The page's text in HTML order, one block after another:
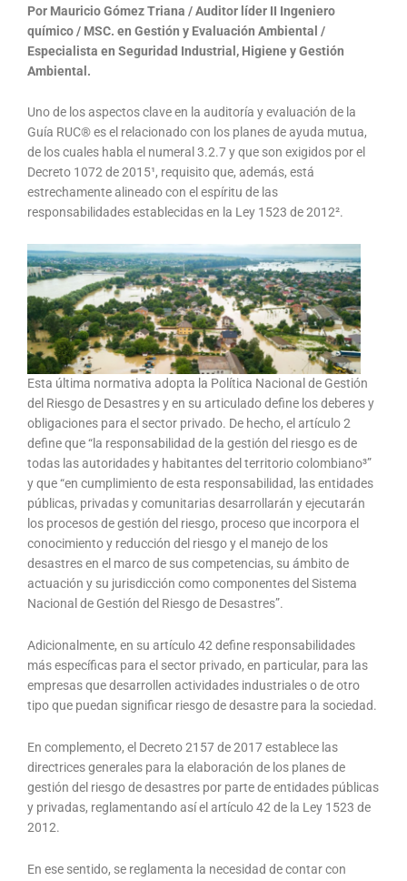
Por Mauricio Gómez Triana / Auditor líder II Ingeniero
químico / MSC. en Gestión y Evaluación Ambiental /
Especialista en Seguridad Industrial, Higiene y Gestión
Ambiental.
Uno de los aspectos clave en la auditoría y evaluación de la
Guía RUC® es el relacionado con los planes de ayuda mutua,
de los cuales habla el numeral 3.2.7 y que son exigidos por el
Decreto 1072 de 2015¹, requisito que, además, está
estrechamente alineado con el espíritu de las
responsabilidades establecidas en la Ley 1523 de 2012².
Esta última normativa adopta la Política Nacional de Gestión
del Riesgo de Desastres y en su articulado define los deberes y
obligaciones para el sector privado. De hecho, el artículo 2
define que “la responsabilidad de la gestión del riesgo es de
todas las autoridades y habitantes del territorio colombiano³”
y que “en cumplimiento de esta responsabilidad, las entidades
públicas, privadas y comunitarias desarrollarán y ejecutarán
los procesos de gestión del riesgo, proceso que incorpora el
conocimiento y reducción del riesgo y el manejo de los
desastres en el marco de sus competencias, su ámbito de
actuación y su jurisdicción como componentes del Sistema
Nacional de Gestión del Riesgo de Desastres”.
Adicionalmente, en su artículo 42 define responsabilidades
más específicas para el sector privado, en particular, para las
empresas que desarrollen actividades industriales o de otro
tipo que puedan significar riesgo de desastre para la sociedad.
En complemento, el Decreto 2157 de 2017 establece las
directrices generales para la elaboración de los planes de
gestión del riesgo de desastres por parte de entidades públicas
y privadas, reglamentando así el artículo 42 de la Ley 1523 de
2012.
En ese sentido, se reglamenta la necesidad de contar con